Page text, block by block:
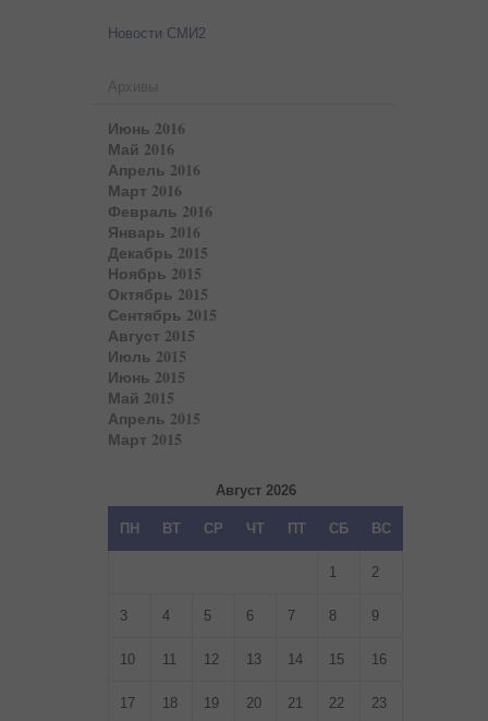
Новости СМИ2
Архивы
Июнь 2016
Май 2016
Апрель 2016
Март 2016
Февраль 2016
Январь 2016
Декабрь 2015
Ноябрь 2015
Октябрь 2015
Сентябрь 2015
Август 2015
Июль 2015
Июнь 2015
Май 2015
Апрель 2015
Март 2015
Август 2026
ПН ВТ СР ЧТ ПТ СБ ВС
1 2
3 4 5 6 7 8 9
10 11 12 13 14 15 16
17 18 19 20 21 22 23